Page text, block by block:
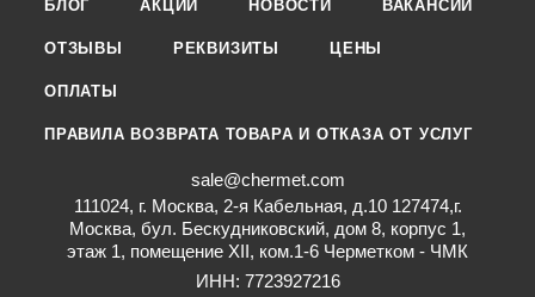
БЛОГ АКЦИИ НОВОСТИ ВАКАНСИИ
ОТЗЫВЫ РЕКВИЗИТЫ ЦЕНЫ
ОПЛАТЫ
ПРАВИЛА ВОЗВРАТА ТОВАРА И ОТКАЗА ОТ УСЛУГ
sale@chermet.com
111024, г. Москва, 2-я Кабельная, д.10 127474,г.
Москва, бул. Бескудниковский, дом 8, корпус 1,
этаж 1, помещение XII, ком.1-6 Черметком - ЧМК
ИНН: 7723927216